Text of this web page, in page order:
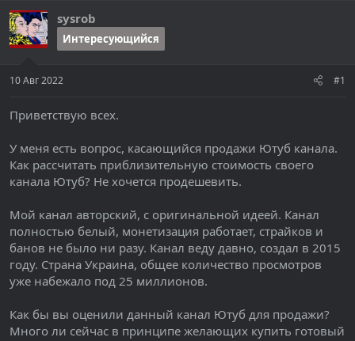
е
м
ы
а
л
а
sysrob
Интересующийся
10 Авг 2022 #1
Приветствую всех.
У меня есть вопрос, касающийся продажи Ютуб канала.
Как рассчитать приблизительную стоимость своего
канала Ютуб? Не хочется продешевить.
Мой канал авторский, с оригинальной идеей. Канал
полностью белый, монетизация работает, страйков и
банов не было ни разу. Канал веду давно, создал в 2015
году. Страна Украина, общее количество просмотров
уже набежало под 25 миллионов.
Как бы вы оценили данный канал Ютуб для продажи?
Много ли сейчас в принципе желающих купить готовый